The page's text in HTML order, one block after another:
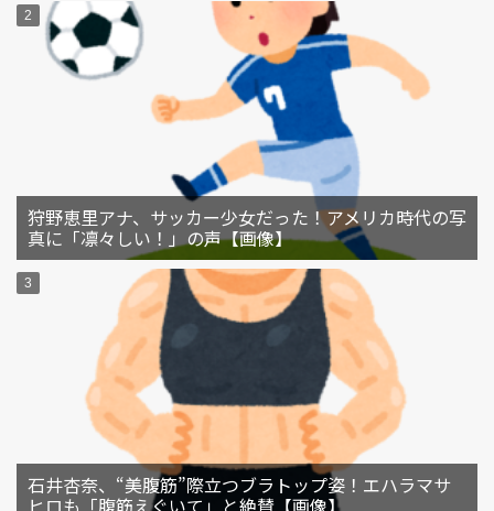
狩野恵里アナ、サッカー少女だった！アメリカ時代の写
真に「凛々しい！」の声【画像】
石井杏奈、“美腹筋”際立つブラトップ姿！エハラマサ